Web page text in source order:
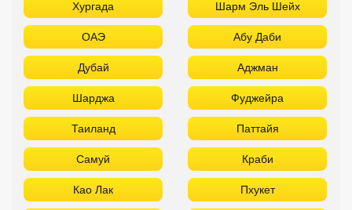
Хургада Шарм Эль Шейх
ОАЭ Абу Даби
Дубай Аджман
Шарджа Фуджейра
Таиланд Паттайя
Самуй Краби
Као Лак Пхукет